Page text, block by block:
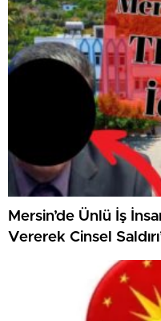
Mersin’de Ünlü İş
Vererek Cinsel